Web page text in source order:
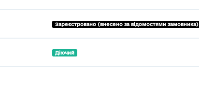
Зареєстровано (внесено за відомостями замовника)
Діючий